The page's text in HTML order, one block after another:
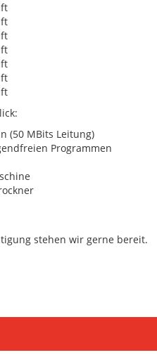
(50 MBits Leitung)
Programmen
stehen wir gerne bereit.